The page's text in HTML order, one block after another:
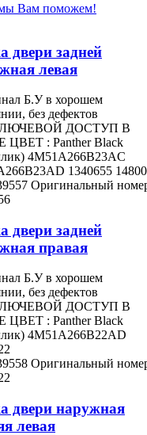
Вам поможем!
двери задней
левая
Б.У в хорошем
без дефектов
ДОСТУП В
ЦВЕТ : Panther Black
4M51A266B23AC
1340655
Оригинальный
двери задней
правая
Б.У в хорошем
без дефектов
ДОСТУП В
ЦВЕТ : Panther Black
4M51A266B22AD
Оригинальный
двери наружная
левая